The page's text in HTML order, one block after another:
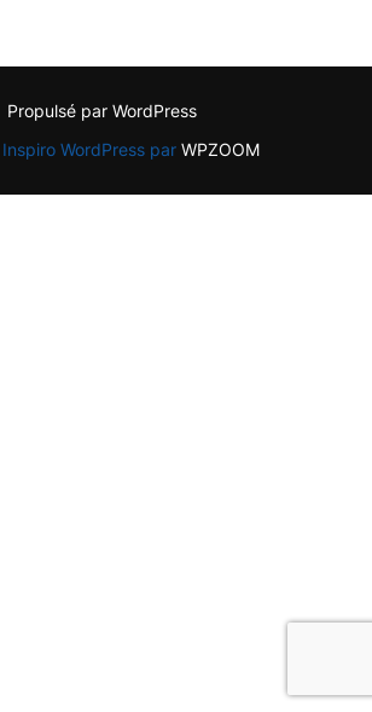
Propulsé par WordPress
WordPress par WPZOOM